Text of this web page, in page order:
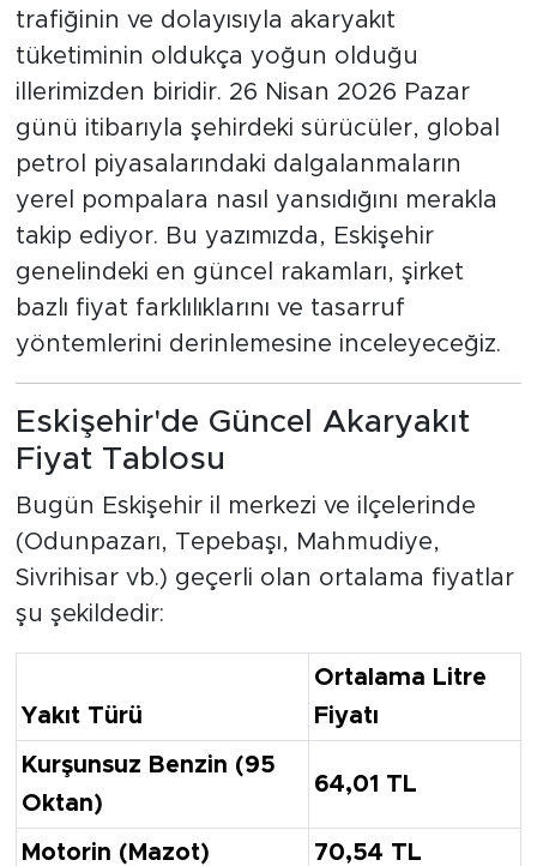
trafiğinin ve dolayısıyla akaryakıt
tüketiminin oldukça yoğun olduğu
illerimizden biridir. 26 Nisan 2026 Pazar
günü itibarıyla şehirdeki sürücüler, global
petrol piyasalarındaki dalgalanmaların
yerel pompalara nasıl yansıdığını merakla
takip ediyor. Bu yazımızda, Eskişehir
genelindeki en güncel rakamları, şirket
bazlı fiyat farklılıklarını ve tasarruf
yöntemlerini derinlemesine inceleyeceğiz.
Eskişehir'de Güncel Akaryakıt
Fiyat Tablosu
Bugün Eskişehir il merkezi ve ilçelerinde
(Odunpazarı, Tepebaşı, Mahmudiye,
Sivrihisar vb.) geçerli olan ortalama fiyatlar
şu şekildedir:
Yakıt Türü
Ortalama Litre
Fiyatı
Kurşunsuz Benzin (95
Oktan)
64,01 TL
Motorin (Mazot) 70,54 TL